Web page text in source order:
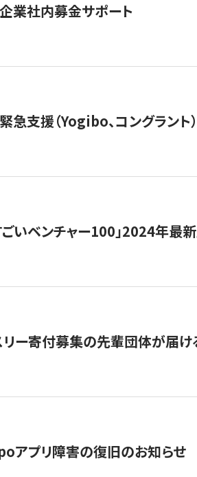
業社内募金サポート
支援（Yogibo、コングラント）
いベンチャー100」2024年最
リー寄付募集の先輩団体が届
プリ障害の復旧のお知らせ